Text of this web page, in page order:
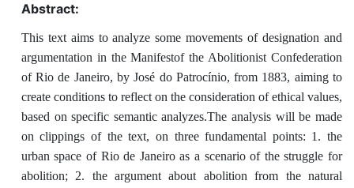
Abstract:
This text aims to analyze some movements of designation and
argumentation in the Manifestof the Abolitionist Confederation
of Rio de Janeiro, by José do Patrocínio, from 1883, aiming to
create conditions to reflect on the consideration of ethical values,
based on specific semantic analyzes.The analysis will be made
on clippings of the text, on three fundamental points: 1. the
urban space of Rio de Janeiro as a scenario of the struggle for
abolition; 2. the argument about abolition from the natural